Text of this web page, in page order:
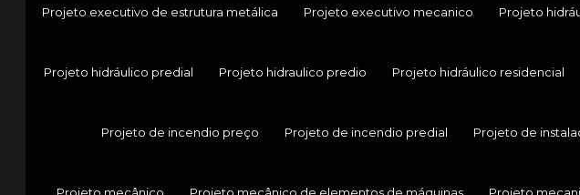
Projeto executivo de estrutura metálica Projeto executivo mecanico Projeto
Projeto hidráulico predial Projeto hidraulico predio Projeto hidráulico residencial
Projeto de incendio preço Projeto de incendio predial Projeto de
Projeto mecânico Projeto mecânico de elementos de máquinas Projeto